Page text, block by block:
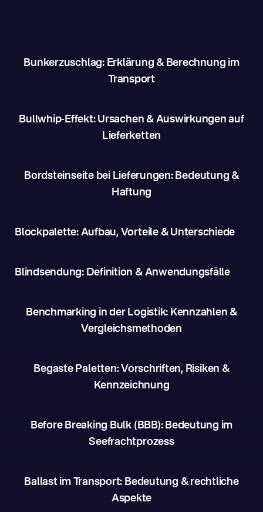
Bunkerzuschlag: Erklärung & Berechnung im
Transport
Bullwhip-Effekt: Ursachen & Auswirkungen auf
Lieferketten
Bordsteinseite bei Lieferungen: Bedeutung &
Haftung
Blockpalette: Aufbau, Vorteile & Unterschiede
Blindsendung: Definition & Anwendungsfälle
Benchmarking in der Logistik: Kennzahlen &
Vergleichsmethoden
Begaste Paletten: Vorschriften, Risiken &
Kennzeichnung
Before Breaking Bulk (BBB): Bedeutung im
Seefrachtprozess
Ballast im Transport: Bedeutung & rechtliche
Aspekte